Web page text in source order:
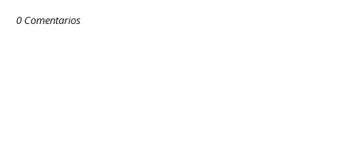
0 Comentarios